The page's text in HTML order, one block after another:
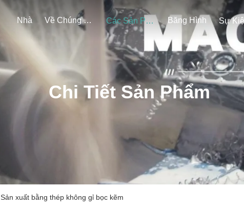
Nhà Về Chúng Tôi Các Sản Phẩm Băng Hình Sự
Chi Tiết Sản Phẩm
Sản xuất bằng thép không gỉ bọc kẽm